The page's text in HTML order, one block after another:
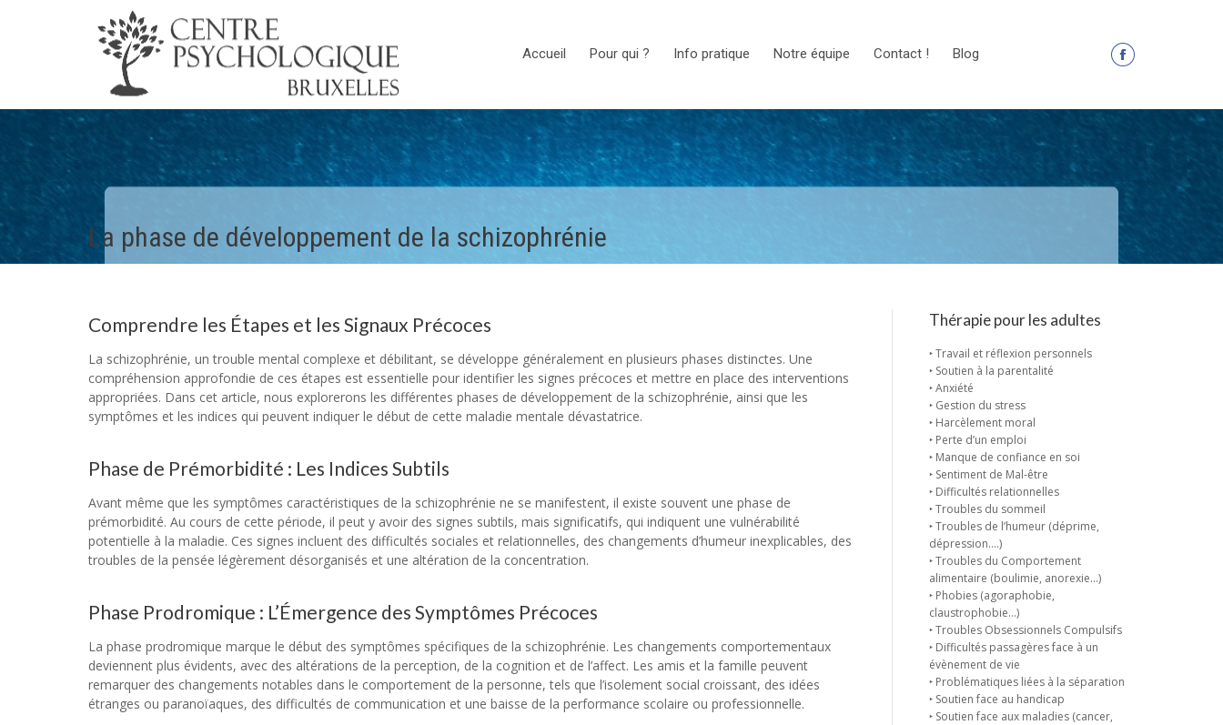
Accueil Pour qui ? Info pratique Notre équipe Contact ! Blog
La
Facebook
dans
nouvelle
fenêtre
La phase de développement de la schizophrénie
Comprendre les Étapes et les Signaux Précoces
La schizophrénie, un trouble mental complexe et débilitant, se développe généralement en plusieurs phases distinctes. Une
compréhension approfondie de ces étapes est essentielle pour identifier les signes précoces et mettre en place des interventions
appropriées. Dans cet article, nous explorerons les différentes phases de développement de la schizophrénie, ainsi que les
symptômes et les indices qui peuvent indiquer le début de cette maladie mentale dévastatrice.
Phase de Prémorbidité : Les Indices Subtils
Avant même que les symptômes caractéristiques de la schizophrénie ne se manifestent, il existe souvent une phase de
prémorbidité. Au cours de cette période, il peut y avoir des signes subtils, mais significatifs, qui indiquent une vulnérabilité
potentielle à la maladie. Ces signes incluent des difficultés sociales et relationnelles, des changements d’humeur inexplicables, des
troubles de la pensée légèrement désorganisés et une altération de la concentration.
Phase Prodromique : L’Émergence des Symptômes Précoces
La phase prodromique marque le début des symptômes spécifiques de la schizophrénie. Les changements comportementaux
deviennent plus évidents, avec des altérations de la perception, de la cognition et de l’affect. Les amis et la famille peuvent
remarquer des changements notables dans le comportement de la personne, tels que l’isolement social croissant, des idées
étranges ou paranoïaques, des difficultés de communication et une baisse de la performance scolaire ou professionnelle.
Thérapie pour les adultes
‣ Travail et réflexion personnels
‣ Soutien à la parentalité
‣ Anxiété
‣ Gestion du stress
‣ Harcèlement moral
‣ Perte d’un emploi
‣ Manque de confiance en soi
‣ Sentiment de Mal-être
‣ Difficultés relationnelles
‣ Troubles du sommeil
‣ Troubles de l’humeur (déprime,
dépression….)
‣ Troubles du Comportement
alimentaire (boulimie, anorexie…)
‣ Phobies (agoraphobie,
claustrophobie…)
‣ Troubles Obsessionnels Compulsifs
‣ Difficultés passagères face à un
évènement de vie
‣ Problématiques liées à la séparation
‣ Soutien face au handicap
‣ Soutien face aux maladies (cancer,